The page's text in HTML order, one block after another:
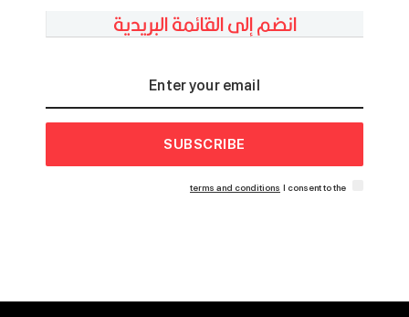
انضم إلى القائمة البريدية
SUBSCRIBE
I consent to the
terms and conditions